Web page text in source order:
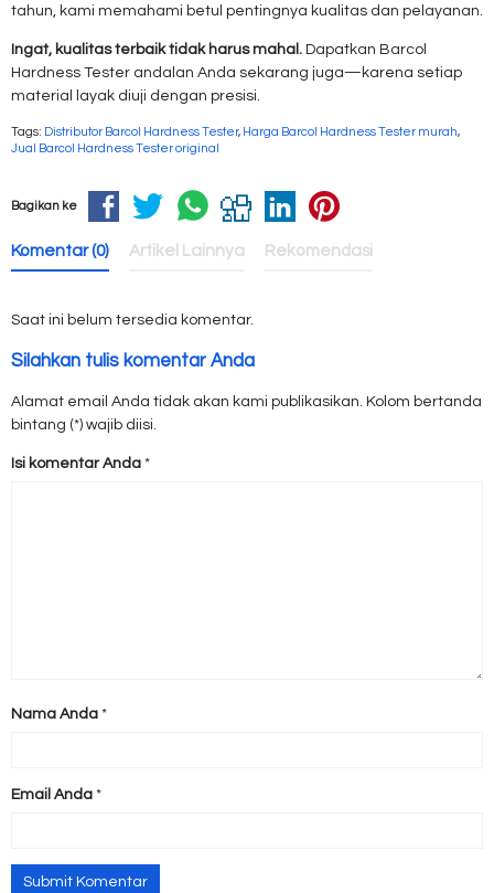
tahun, kami memahami betul pentingnya kualitas dan pelayanan.
Ingat, kualitas terbaik tidak harus mahal. Dapatkan Barcol
Hardness Tester andalan Anda sekarang juga—karena setiap
material layak diuji dengan presisi.
Tags: Distributor Barcol Hardness Tester, Harga Barcol Hardness Tester murah,
Jual Barcol Hardness Tester original
Bagikan ke
Komentar (0) Artikel Lainnya Rekomendasi
Saat ini belum tersedia komentar.
Silahkan tulis komentar Anda
Alamat email Anda tidak akan kami publikasikan. Kolom bertanda
bintang (*) wajib diisi.
Isi komentar Anda *
Nama Anda *
Email Anda *